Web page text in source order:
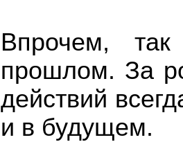
Впрочем,
прошлом. За
действий
и в будущем.